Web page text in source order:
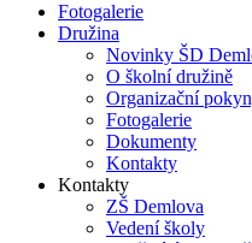
Fotogalerie
Družina
Novinky ŠD
O školní družině
Organizační
Fotogalerie
Dokumenty
Kontakty
Kontakty
ZŠ Demlova
Vedení školy